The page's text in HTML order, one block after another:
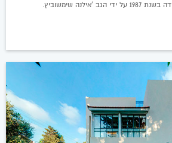
'אילנה שימשוביץ.